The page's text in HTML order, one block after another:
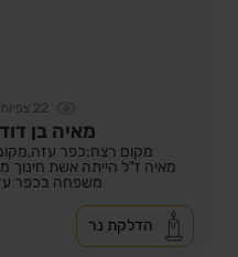
22 צפיות
מאיה בן
מקום רצח:כפר עזה,
מאיה ז"ל הייתה אשת חינוך
משפחה בכפר
הדלקת נר